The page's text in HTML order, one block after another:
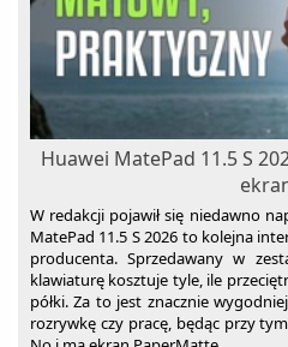
Huawei MatePad 11.5 S
W redakcji pojawił się niedawno
MatePad 11.5 S 2026 to kolejna
producenta. Sprzedawany w
klawiaturę kosztuje tyle, ile
półki. Za to jest znacznie
rozrywkę czy pracę, będąc przy